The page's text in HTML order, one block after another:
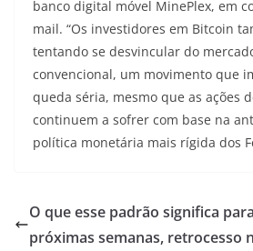
banco digital móvel MinePlex, em
mail. “Os investidores em Bitcoin
tentando se desvincular do
convencional, um movimento que
queda séria, mesmo que as ações
continuem a sofrer com base na
política monetária mais rígida dos
O que esse padrão significa
próximas semanas, retrocesso